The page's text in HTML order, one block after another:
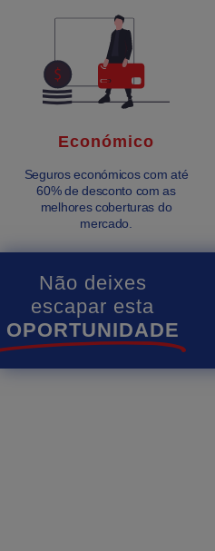
Económico
Seguros económicos com até
60% de desconto com as
melhores coberturas do
mercado.
Não deixes
escapar esta
OPORTUNIDADE